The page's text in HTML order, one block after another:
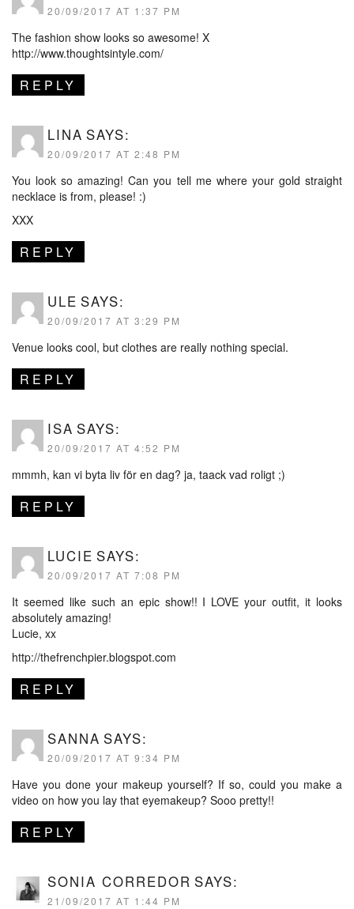
20/09/2017 AT 1:37 PM
The fashion show looks so awesome! X
http://www.thoughtsintyle.com/
REPLY
LINA SAYS:
20/09/2017 AT 2:48 PM
You look so amazing! Can you tell me where your gold straight
necklace is from, please! :)
XXX
REPLY
ULE SAYS:
20/09/2017 AT 3:29 PM
Venue looks cool, but clothes are really nothing special.
REPLY
ISA SAYS:
20/09/2017 AT 4:52 PM
mmmh, kan vi byta liv för en dag? ja, taack vad roligt ;)
REPLY
LUCIE SAYS:
20/09/2017 AT 7:08 PM
It seemed like such an epic show!! I LOVE your outfit, it looks
absolutely amazing!
Lucie, xx
http://thefrenchpier.blogspot.com
REPLY
SANNA SAYS:
20/09/2017 AT 9:34 PM
Have you done your makeup yourself? If so, could you make a
video on how you lay that eyemakeup? Sooo pretty!!
REPLY
SONIA CORREDOR SAYS:
21/09/2017 AT 1:44 PM